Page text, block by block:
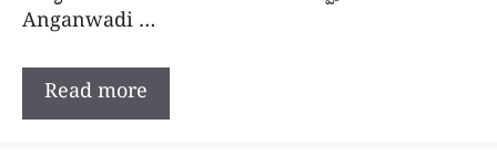
Anganwadi …
Read more